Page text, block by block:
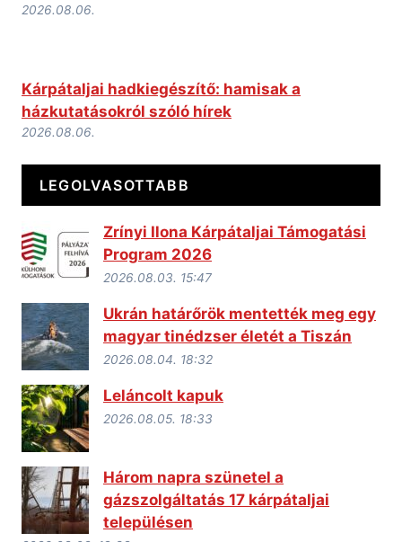
2026.08.06.
Kárpátaljai hadkiegészítő: hamisak a
házkutatásokról szóló hírek
2026.08.06.
LEGOLVASOTTABB
Zrínyi Ilona Kárpátaljai Támogatási
Program 2026
2026.08.03. 15:47
Ukrán határőrök mentették meg egy
magyar tinédzser életét a Tiszán
2026.08.04. 18:32
Leláncolt kapuk
2026.08.05. 18:33
Három napra szünetel a
gázszolgáltatás 17 kárpátaljai
településen